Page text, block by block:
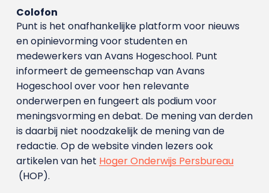
Colofon
Punt is het onafhankelijke platform voor nieuws
en opinievorming voor studenten en
medewerkers van Avans Hoge­school. Punt
informeert de gemeenschap van Avans
Hogeschool over voor hen relevante
onderwerpen en fungeert als podium voor
meningsvorming en debat. De mening van derden
is daarbij niet noodzakelijk de mening van de
redactie. Op de website vinden lezers ook
artikelen van het Hoger Onderwijs Persbureau
(HOP).